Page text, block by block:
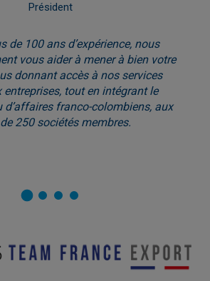
Président
de 100 ans d’expérience, nous
vous aider à mener à bien votre
donnant accès à nos services
entreprises, tout en intégrant le
d’affaires franco-colombiens, aux
250 sociétés membres.